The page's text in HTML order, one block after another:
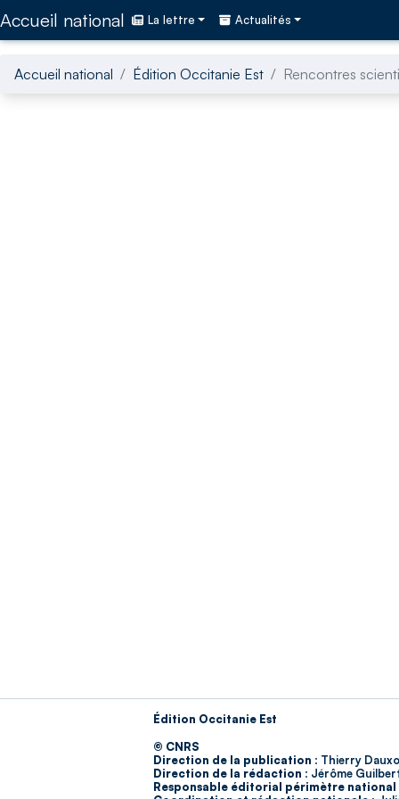
Accueil national La lettre Actualités
Accueil national Édition Occitanie Est Rencontres
Édition Occitanie Est
© CNRS
Direction de la publication : Thierry
Direction de la rédaction : Jérôme
Responsable éditorial périmètre national